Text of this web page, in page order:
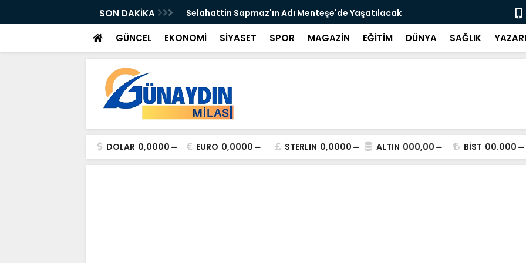
SON DAKİKA Selahattin Sapmaz'ın Adı Menteşe'de Yaşatılacak Emekli
GÜNCEL EKONOMİ SİYASET SPOR MAGAZİN EĞİTİM DÜNYA SAĞLIK
DOLAR 0,0000 EURO 0,0000 STERLIN 0,0000 ALTIN 000,00 BİST 00.000